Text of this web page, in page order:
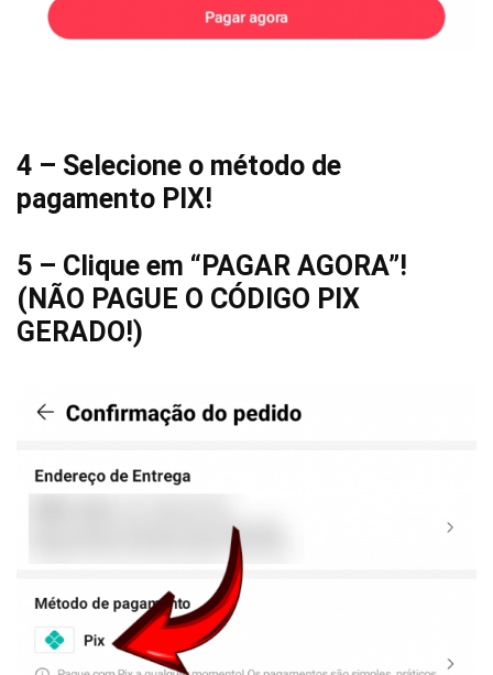
4 – Selecione o método de
pagamento PIX!
5 – Clique em “PAGAR AGORA”!
(NÃO PAGUE O CÓDIGO PIX
GERADO!)